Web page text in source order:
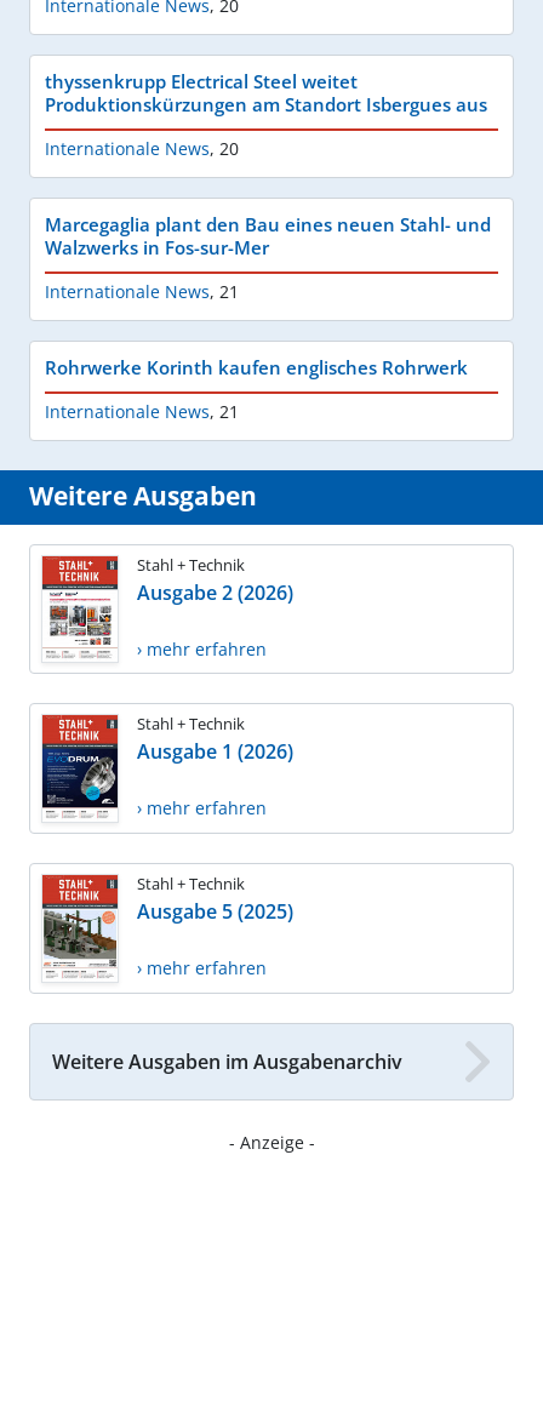
Internationale News, 20
thyssenkrupp Electrical Steel weitet
Produktionskürzungen am Standort Isbergues aus
Internationale News, 20
Marcegaglia plant den Bau eines neuen Stahl- und
Walzwerks in Fos-sur-Mer
Internationale News, 21
Rohrwerke Korinth kaufen englisches Rohrwerk
Internationale News, 21
Weitere Ausgaben
Stahl + Technik
Ausgabe 2 (2026)
› mehr erfahren
Stahl + Technik
Ausgabe 1 (2026)
› mehr erfahren
Stahl + Technik
Ausgabe 5 (2025)
› mehr erfahren
Weitere Ausgaben im Ausgabenarchiv
- Anzeige -